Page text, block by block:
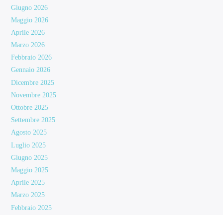
Giugno 2026
Maggio 2026
Aprile 2026
Marzo 2026
Febbraio 2026
Gennaio 2026
Dicembre 2025
Novembre 2025
Ottobre 2025
Settembre 2025
Agosto 2025
Luglio 2025
Giugno 2025
Maggio 2025
Aprile 2025
Marzo 2025
Febbraio 2025